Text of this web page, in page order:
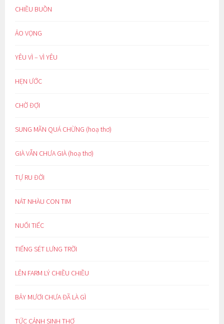
CHIỀU BUỒN
ẢO VỌNG
YÊU VÌ – VÌ YÊU
HẸN ƯỚC
CHỜ ĐỢI
SUNG MÃN QUÁ CHỪNG (hoạ thơ)
GIÀ VẪN CHƯA GIÀ (hoạ thơ)
TỰ RU ĐỜI
NÁT NHÀU CON TIM
NUỐI TIẾC
TIẾNG SÉT LƯNG TRỜI
LÊN FARM LÝ CHIỀU CHIỀU
BẢY MƯƠI CHƯA ĐÃ LÀ GÌ
TỨC CẢNH SINH THƠ